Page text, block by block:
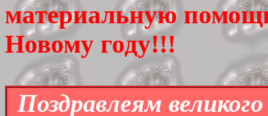
материальную
Новому году!!!
Поздравлеям